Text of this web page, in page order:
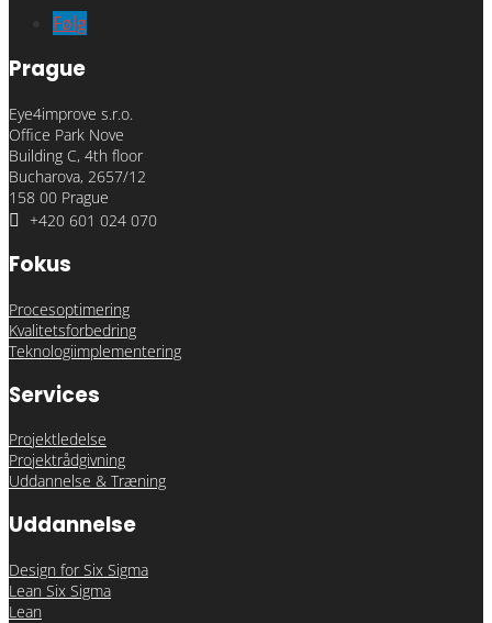
Følg
Prague
Eye4improve s.r.o.
Office Park Nove
Building C, 4th floor
Bucharova, 2657/12
158 00 Prague
 +420 601 024 070
Fokus
Procesoptimering
Kvalitetsforbedring
Teknologiimplementering
Services
Projektledelse
Projektrådgivning
Uddannelse & Træning
Uddannelse
Design for Six Sigma
Lean Six Sigma
Lean